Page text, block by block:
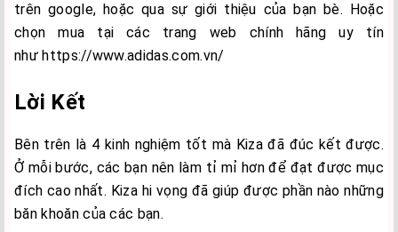
trên google, hoặc qua sự giới thiệu của bạn bè. Hoặc
chọn mua tại các trang web chính hãng uy tín
nhưhttps://www.adidas.com.vn/
Lời Kết
Bên trên là 4 kinh nghiệm tốt mà Kiza đã đúc kết được.
Ở mỗi bước, các bạn nên làm tỉ mỉ hơn để đạt được mục
đích cao nhất. Kiza hi vọng đã giúp được phần nào những
băn khoăn của các bạn.